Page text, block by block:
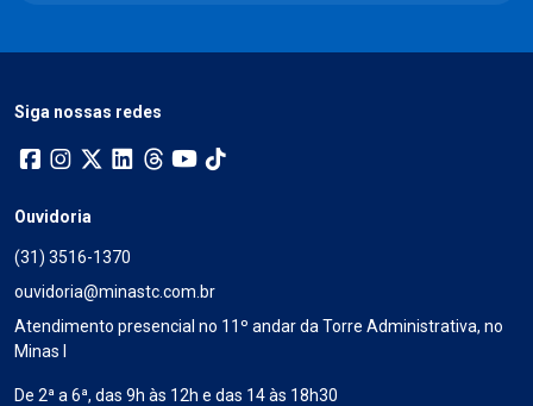
Siga nossas redes
Ouvidoria
(31) 3516-1370
ouvidoria@minastc.com.br
Atendimento presencial no 11º andar da Torre Administrativa, no
Minas I
De 2ª a 6ª, das 9h às 12h e das 14 às 18h30